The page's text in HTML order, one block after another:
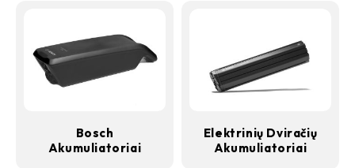
Bosch
Akumuliatoriai
Elektrinių Dviračių
Akumuliatoriai